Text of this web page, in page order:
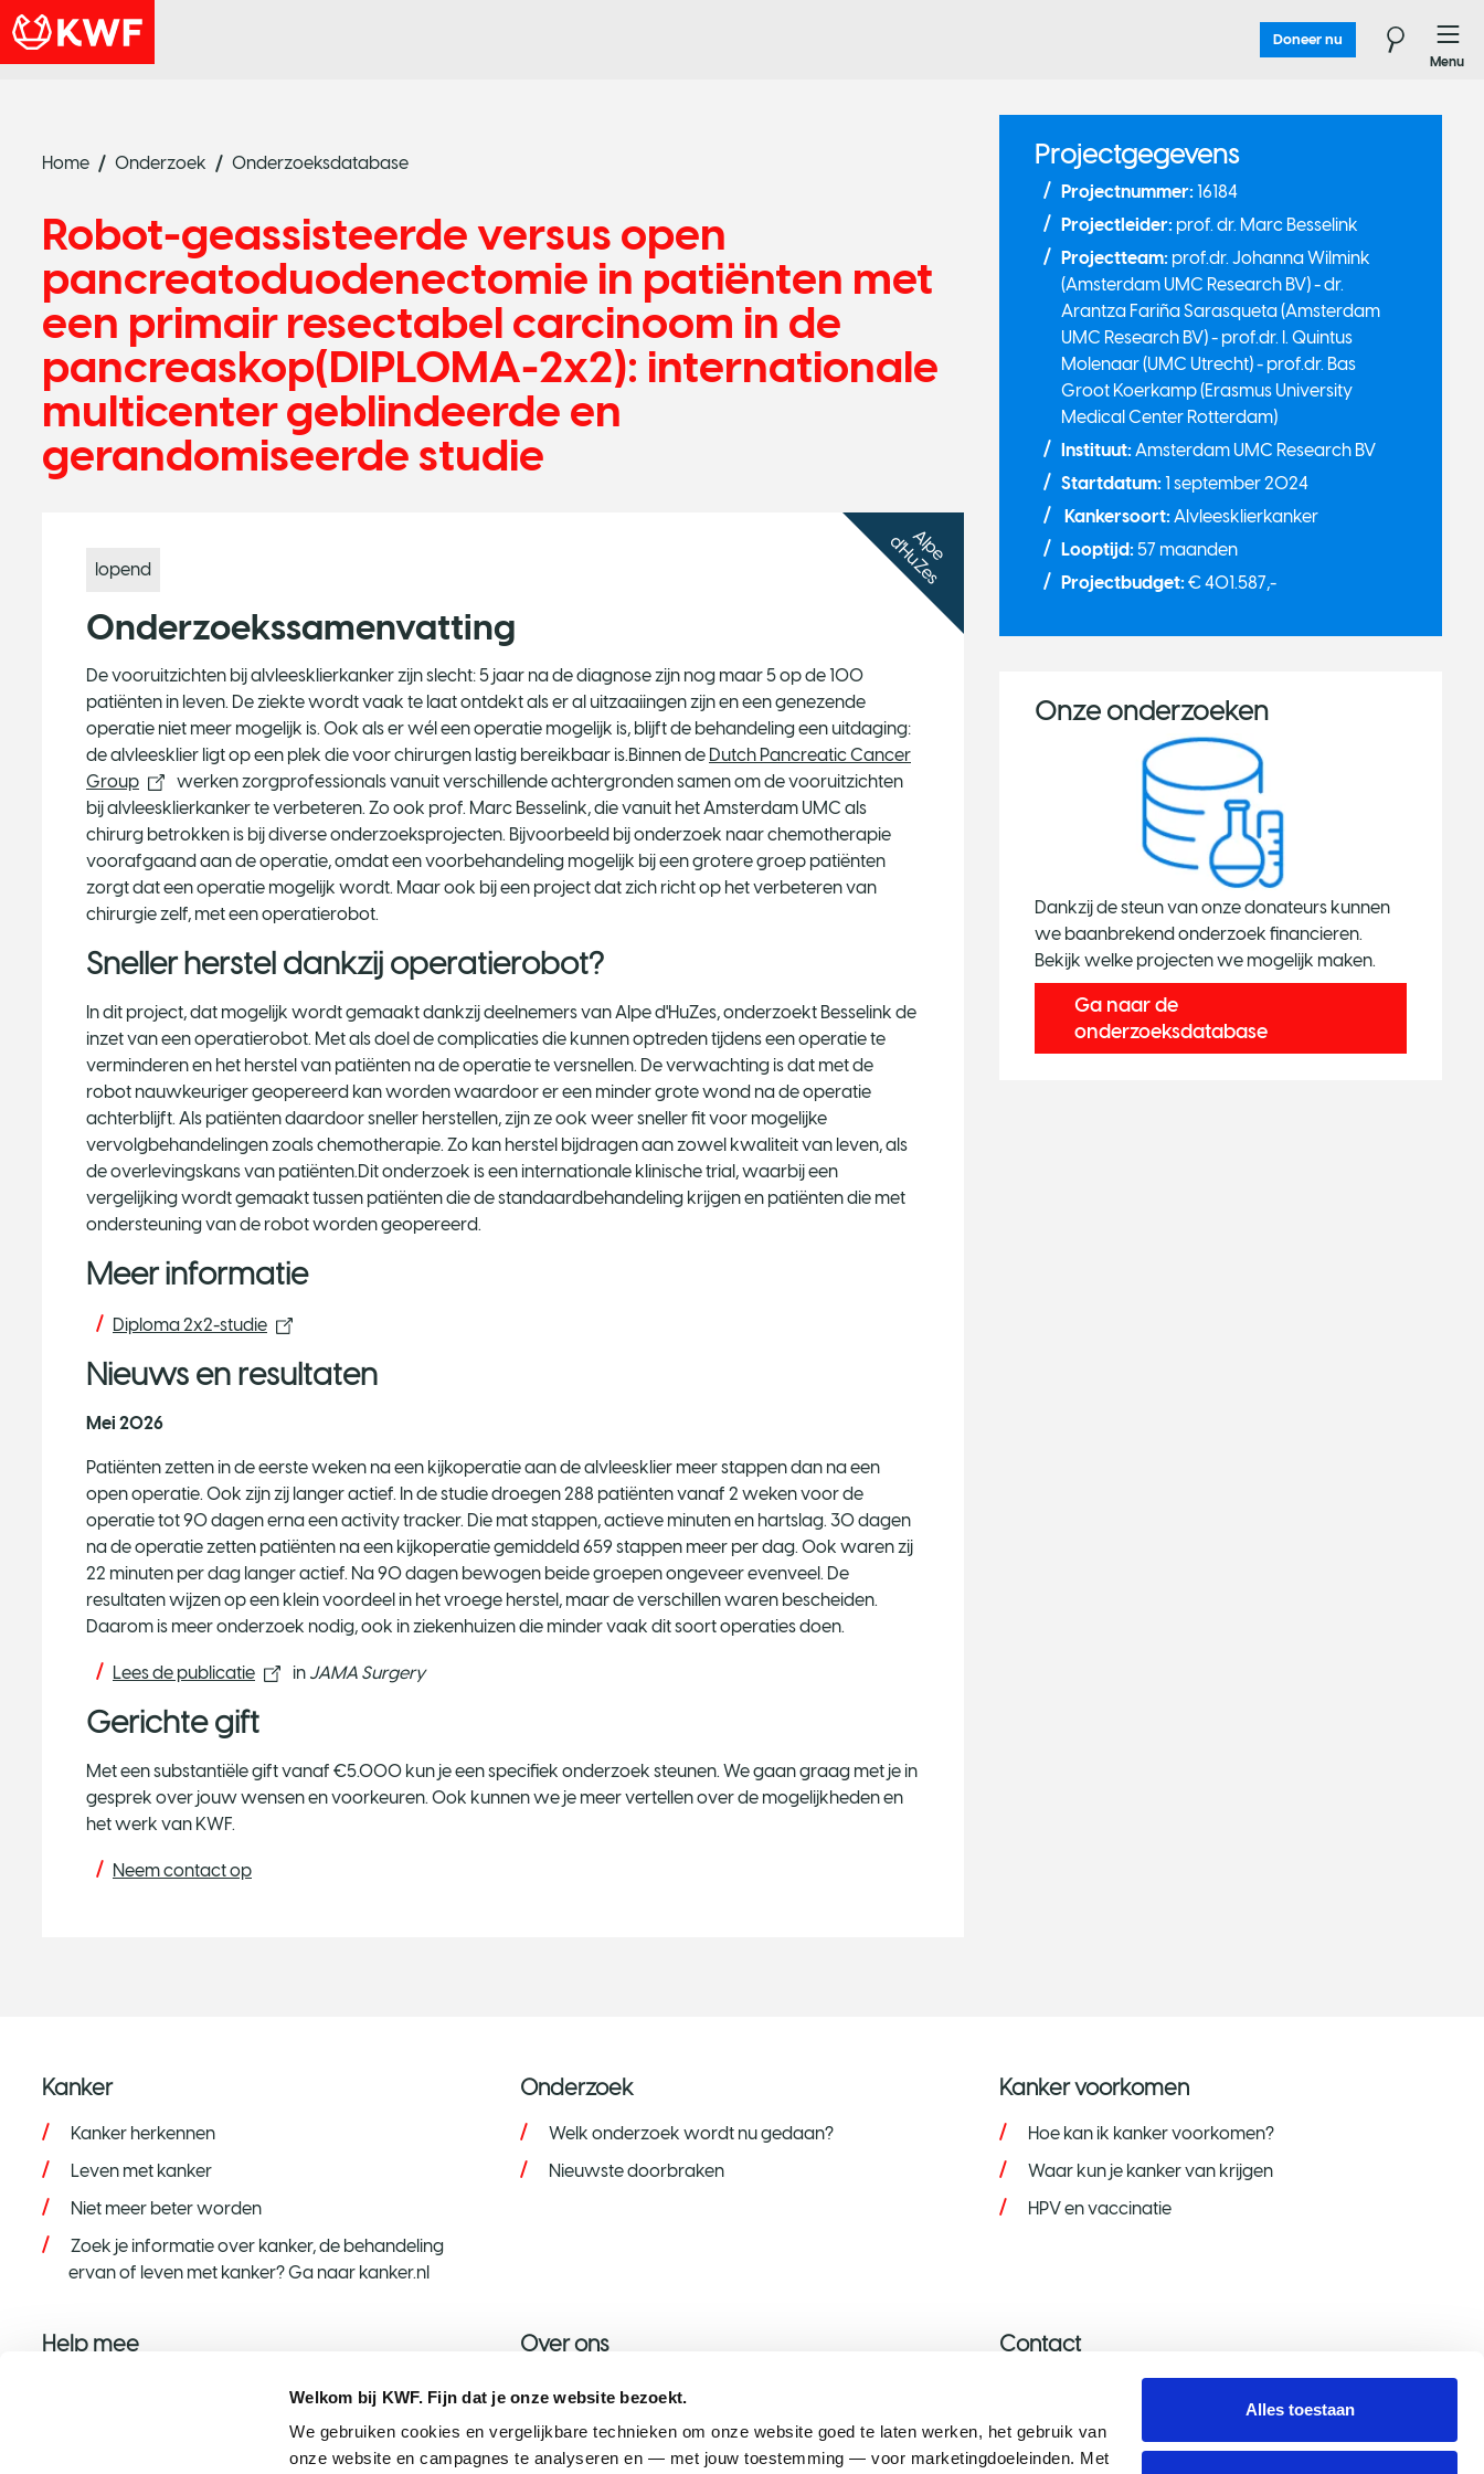
Welkom bij KWF. Fijn dat je onze website bezoekt.
We gebruiken cookies en vergelijkbare technieken om onze website goed te laten werken, het gebruik van
onze website en campagnes te analyseren en — met jouw toestemming — voor marketingdoeleinden. Met
Alles toestaan
Doneer nu
Menu
Home Onderzoek Onderzoeksdatabase
Robot-geassisteerde versus open
pancreatoduodenectomie in patiënten met
een primair resectabel carcinoom in de
pancreaskop(DIPLOMA-2x2): internationale
multicenter geblindeerde en
gerandomiseerde studie
A
l
p
e
d
'H
u
Z
e
s
lopend
Onderzoekssamenvatting
De vooruitzichten bij alvleesklierkanker zijn slecht: 5 jaar na de diagnose zijn nog maar 5 op de 100
patiënten in leven. De ziekte wordt vaak te laat ontdekt als er al uitzaaiingen zijn en een genezende
operatie niet meer mogelijk is. Ook als er wél een operatie mogelijk is, blijft de behandeling een uitdaging:
de alvleesklier ligt op een plek die voor chirurgen lastig bereikbaar is.Binnen de Dutch Pancreatic Cancer
Group
werken zorgprofessionals vanuit verschillende achtergronden samen om de vooruitzichten
bij alvleesklierkanker te verbeteren. Zo ook prof. Marc Besselink, die vanuit het Amsterdam UMC als
chirurg betrokken is bij diverse onderzoeksprojecten. Bijvoorbeeld bij onderzoek naar chemotherapie
voorafgaand aan de operatie, omdat een voorbehandeling mogelijk bij een grotere groep patiënten
zorgt dat een operatie mogelijk wordt. Maar ook bij een project dat zich richt op het verbeteren van
chirurgie zelf, met een operatierobot.
Sneller herstel dankzij operatierobot?
In dit project, dat mogelijk wordt gemaakt dankzij deelnemers van Alpe d'HuZes, onderzoekt Besselink de
inzet van een operatierobot. Met als doel de complicaties die kunnen optreden tijdens een operatie te
verminderen en het herstel van patiënten na de operatie te versnellen. De verwachting is dat met de
robot nauwkeuriger geopereerd kan worden waardoor er een minder grote wond na de operatie
achterblijft. Als patiënten daardoor sneller herstellen, zijn ze ook weer sneller fit voor mogelijke
vervolgbehandelingen zoals chemotherapie. Zo kan herstel bijdragen aan zowel kwaliteit van leven, als
de overlevingskans van patiënten.Dit onderzoek is een internationale klinische trial, waarbij een
vergelijking wordt gemaakt tussen patiënten die de standaardbehandeling krijgen en patiënten die met
ondersteuning van de robot worden geopereerd.
Meer informatie
Diploma 2x2-studie
Nieuws en resultaten
Mei 2026
Patiënten zetten in de eerste weken na een kijkoperatie aan de alvleesklier meer stappen dan na een
open operatie. Ook zijn zij langer actief. In de studie droegen 288 patiënten vanaf 2 weken voor de
operatie tot 90 dagen erna een activity tracker. Die mat stappen, actieve minuten en hartslag. 30 dagen
na de operatie zetten patiënten na een kijkoperatie gemiddeld 659 stappen meer per dag. Ook waren zij
22 minuten per dag langer actief. Na 90 dagen bewogen beide groepen ongeveer evenveel. De
resultaten wijzen op een klein voordeel in het vroege herstel, maar de verschillen waren bescheiden.
Daarom is meer onderzoek nodig, ook in ziekenhuizen die minder vaak dit soort operaties doen.
Lees de publicatie in JAMA Surgery
Gerichte gift
Met een substantiële gift vanaf €5.000 kun je een specifiek onderzoek steunen. We gaan graag met je in
gesprek over jouw wensen en voorkeuren. Ook kunnen we je meer vertellen over de mogelijkheden en
het werk van KWF.
Neem contact op
Projectgegevens
Projectnummer: 16184
Projectleider: prof. dr. Marc Besselink
Projectteam: prof.dr. Johanna Wilmink
(Amsterdam UMC Research BV) - dr.
Arantza Fariña Sarasqueta (Amsterdam
UMC Research BV) - prof.dr. I. Quintus
Molenaar (UMC Utrecht) - prof.dr. Bas
Groot Koerkamp (Erasmus University
Medical Center Rotterdam)
Instituut: Amsterdam UMC Research BV
Startdatum: 1 september 2024
Kankersoort: Alvleesklierkanker
Looptijd: 57 maanden
Projectbudget: € 401.587,-
Onze onderzoeken
Dankzij de steun van onze donateurs kunnen
we baanbrekend onderzoek financieren.
Bekijk welke projecten we mogelijk maken.
Ga naar de
onderzoeksdatabase
Kanker
Kanker herkennen
Leven met kanker
Niet meer beter worden
Zoek je informatie over kanker, de behandeling
ervan of leven met kanker? Ga naar kanker.nl
Onderzoek
Welk onderzoek wordt nu gedaan?
Nieuwste doorbraken
Kanker voorkomen
Hoe kan ik kanker voorkomen?
Waar kun je kanker van krijgen
HPV en vaccinatie
Help mee Over ons
Over KWF
Nieuws
Onze ambassadeurs
Contact
Donatie wijzigen/opzeggen
Aanmelden nieuwsbrief